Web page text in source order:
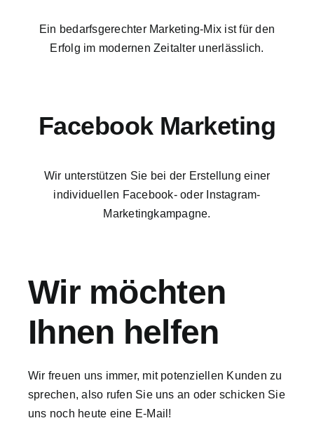
Ein bedarfsgerechter Marketing-Mix ist für den
Erfolg im modernen Zeitalter unerlässlich.
Facebook Marketing
Wir unterstützen Sie bei der Erstellung einer
individuellen Facebook- oder Instagram-
Marketingkampagne.
Wir möchten
Ihnen helfen
Wir freuen uns immer, mit potenziellen Kunden zu
sprechen, also rufen Sie uns an oder schicken Sie
uns noch heute eine E-Mail!